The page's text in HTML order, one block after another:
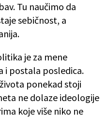
Tu naučimo da
sebičnost, a
je za mene
i postala posledica.
ponekad stoji
ne dolaze ideologije
koje više niko ne